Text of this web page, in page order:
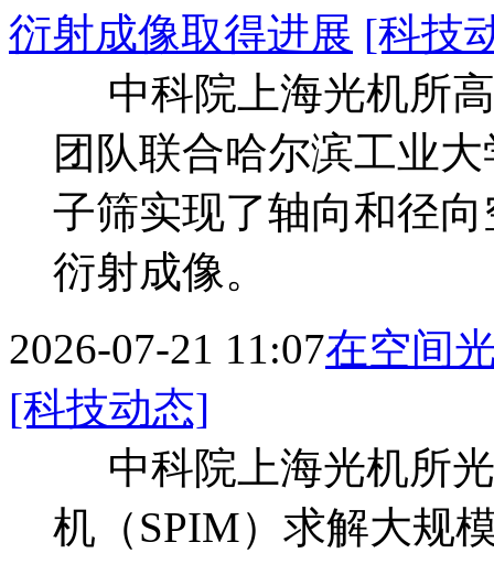
衍射成像取得进展 [科技
中科院上海光机所
团队联合哈尔滨工业
子筛实现了轴向和径
衍射成像。
2026-07-21 11:07在空间
[科技动态]
中科院上海光机所
机（SPIM）求解大规